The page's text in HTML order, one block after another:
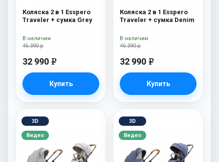
Коляска 2 в 1 Esspero
Traveler + сумка Grey
46 390 р
32 990 e
Купить
В наличии
Коляска 2 в 1 Esspero
Traveler + сумка Denim
46 390 р
32 990 e
Купить
В наличии
3D
Видео
3D
Видео